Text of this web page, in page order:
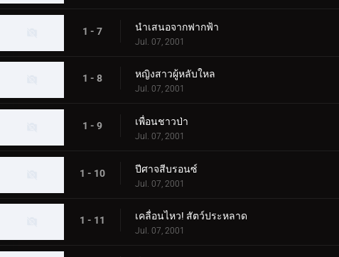
1 - 7 นำเสนอจากฟากฟ้า
Jul. 07, 2001
1 - 8 หญิงสาวผู้หลับใหล
Jul. 07, 2001
1 - 9 เพื่อนชาวป่า
Jul. 07, 2001
1 - 10 ปีศาจสีบรอนซ์
Jul. 07, 2001
1 - 11 เคลื่อนไหว! สัตว์ประหลาด
Jul. 07, 2001